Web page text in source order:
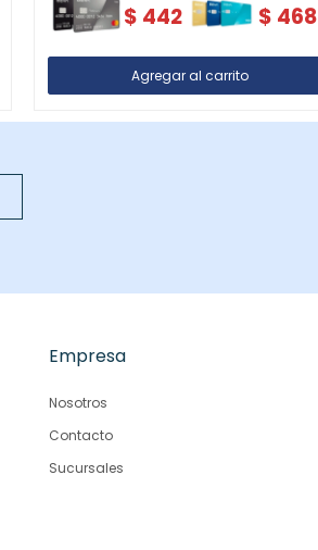
$ 442 $ 468
Empresa
Nosotros
Contacto
Sucursales